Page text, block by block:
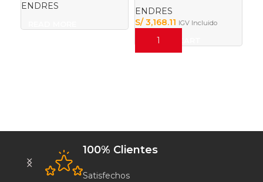
ENDRES
ENDRES
S/3,168.11 IGV Incluido
ADD TO CART
100% Clientes
Satisfechos